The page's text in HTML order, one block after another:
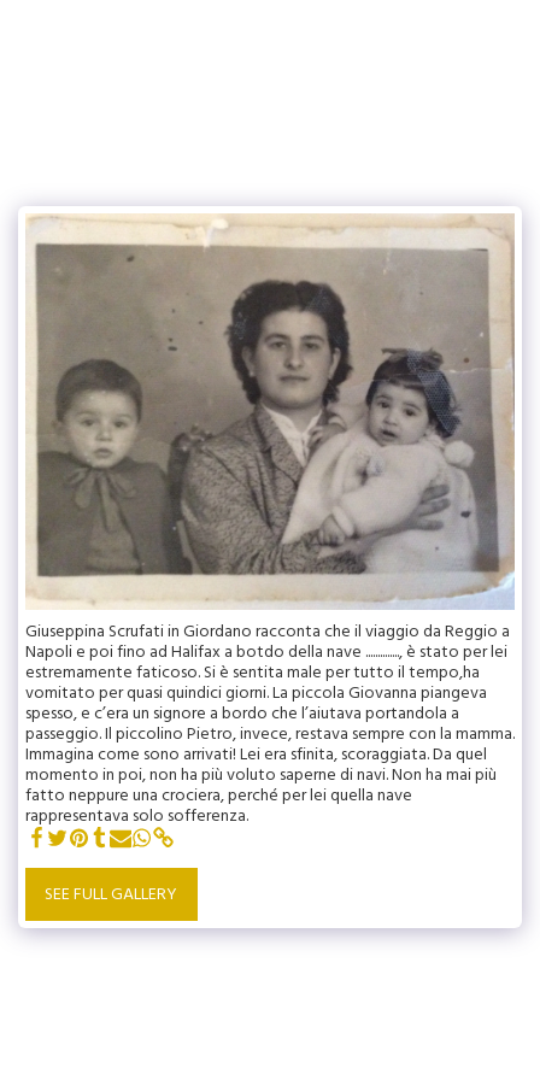
Giuseppina Scrufati in Giordano racconta che il viaggio da Reggio a
Napoli e poi fino ad Halifax a botdo della nave .............., è stato per lei
estremamente faticoso. Si è sentita male per tutto il tempo,ha
vomitato per quasi quindici giorni. La piccola Giovanna piangeva
spesso, e c’era un signore a bordo che l’aiutava portandola a
passeggio. Il piccolino Pietro, invece, restava sempre con la mamma.
Immagina come sono arrivati! Lei era sfinita, scoraggiata. Da quel
momento in poi, non ha più voluto saperne di navi. Non ha mai più
fatto neppure una crociera, perché per lei quella nave
rappresentava solo sofferenza.
SEE FULL GALLERY